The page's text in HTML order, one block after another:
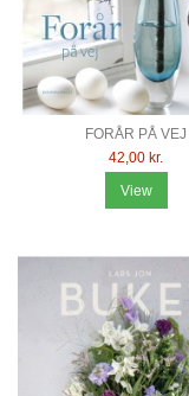
FORÅR PÅ VEJ
42,00 kr.
View